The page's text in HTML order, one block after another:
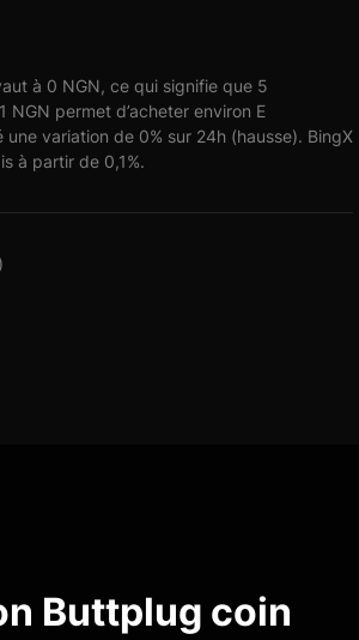
à 0 NGN, ce qui signifie que 5
NGN permet d’acheter environ E
variation de 0% sur 24h (hausse). BingX
à partir de 0,1%.
Buttplug coin